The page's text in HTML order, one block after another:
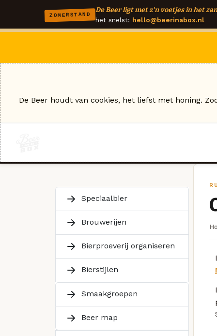
ZOMERSTAND
De Beer ligt met z'n voetjes in het
het snelst: hello@beerinabox.nl
Speciaalbier
Brouwerijen
Bierproeverij organiseren
Bierstijlen
Smaakgroepen
Beer map
De Beer houdt van cookies, het liefst met honing.